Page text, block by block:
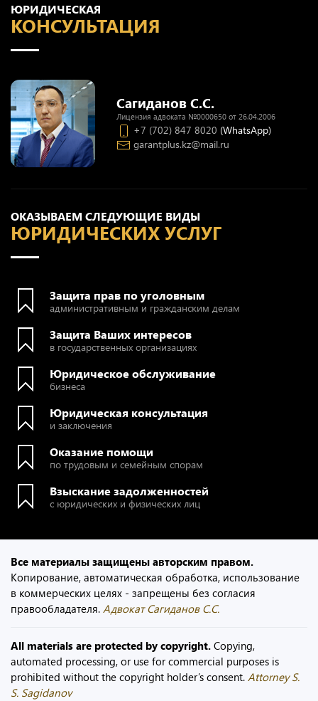
ОКАЗЫВАЕМ СЛЕДУЮЩИЕ ВИДЫ
ЮРИДИЧЕСКИХ УСЛУГ
Защита прав по уголовным
административным и гражданским делам
Защита Ваших интересов
в государственных организациях
Юридическое обслуживание
бизнеса
Юридическая консультация
и заключения
Оказание помощи
по трудовым и семейным спорам
Взыскание задолженностей
с юридических и физических лиц
ЮРИДИЧЕСКАЯ
КОНСУЛЬТАЦИЯ
Сагиданов С.С.
Лицензия адвоката №0000650 от 26.04.2006
+7 (702) 847 8020 (WhatsApp)
garantplus.kz@mail.ru
Все материалы защищены авторским правом.
Копирование, автоматическая обработка, использование
в коммерческих целях - запрещены без согласия
правообладателя. Адвокат Сагиданов С.С.
All materials are protected by copyright. Copying,
automated processing, or use for commercial purposes is
prohibited without the copyright holder’s consent. Attorney S.
S. Sagidanov